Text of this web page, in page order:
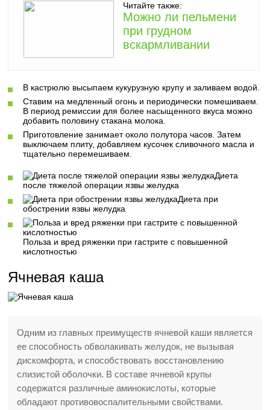
Читайте также:
Можно ли пельмени
при грудном
вскармливании
В кастрюлю высыпаем кукурузную крупу и заливаем водой.
Ставим на медленный огонь и периодически помешиваем.
В период ремиссии для более насыщенного вкуса можно
добавить половину стакана молока.
Приготовление занимает около полутора часов. Затем
выключаем плиту, добавляем кусочек сливочного масла и
тщательно перемешиваем.
Диета
после тяжелой операции язвы желудка
Диета при
обострении язвы желудка
Польза и вред ряженки при гастрите с повышенной
кислотностью
Ячневая каша
Одним из главных преимуществ ячневой каши является
ее способность обволакивать желудок, не вызывая
дискомфорта, и способствовать восстановлению
слизистой оболочки. В составе ячневой крупы
содержатся различные аминокислоты, которые
обладают противовоспалительными свойствами.